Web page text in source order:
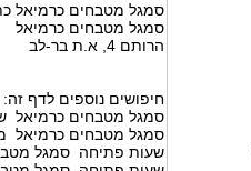
סמגל מטבחים כרמיאל
סמגל מטבחים כרמיאל
הרותם 4, א.ת בר-לב
חיפושים נוספים לדף זה:
סמגל מטבחים כרמיאל
סמגל מטבחים כרמיאל
שעות פתיחה סמגל